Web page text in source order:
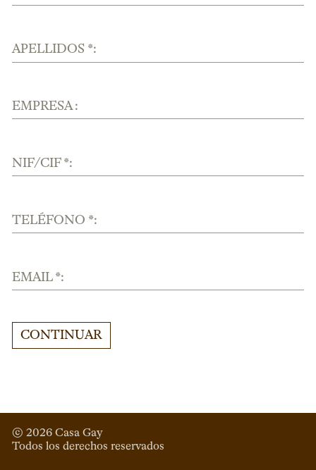
APELLIDOS *:
EMPRESA :
NIF/CIF *:
TELÉFONO *:
EMAIL *:
CONTINUAR
© 2026 Casa Gay
Todos los derechos reservados